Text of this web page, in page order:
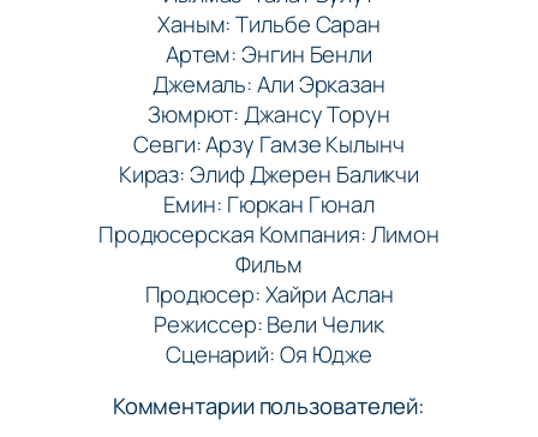
Ханым: Тильбе Саран
Артем: Энгин Бенли
Джемаль: Али Эрказан
Зюмрют: Джансу Торун
Севги: Арзу Гамзе Кылынч
Кираз: Элиф Джерен Баликчи
Емин: Гюркан Гюнал
Продюсерская Компания: Лимон
Фильм
Продюсер: Хайри Аслан
Режиссер: Вели Челик
Сценарий: Оя Юдже
Комментарии пользователей: